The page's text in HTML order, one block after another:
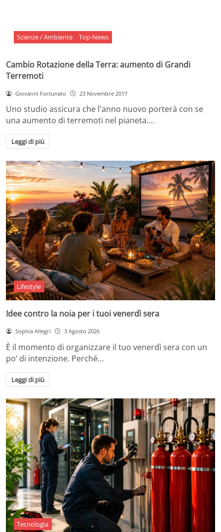
Scienze / Ambiente Top-News
Cambio Rotazione della Terra: aumento di Grandi
Terremoti
Giovanni Fortunato 23 Novembre 2017
Uno studio assicura che l'anno nuovo porterà con se
una aumento di terremoti nel pianeta.…
Leggi di più
Lifestyle
Idee contro la noia per i tuoi venerdì sera
Sophia Allegri 3 Agosto 2026
È il momento di organizzare il tuo venerdì sera con un
po’ di intenzione. Perché…
Leggi di più
Tecnologia